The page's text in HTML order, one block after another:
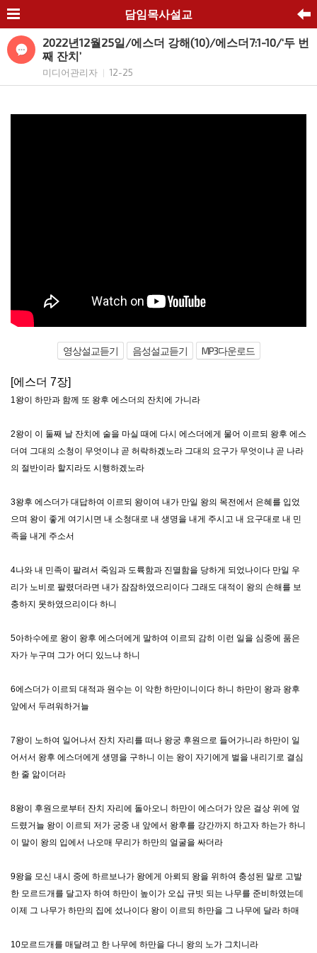
담임목사설교
2022년12월25일/에스더 강해(10)/에스더7:1-10/‘두 번
째 잔치’
미디어관리자 12-25
영상설교듣기 음성설교듣기 MP3다운로드
[에스더 7장]
1왕이 하만과 함께 또 왕후 에스더의 잔치에 가니라
2왕이 이 둘째 날 잔치에 술을 마실 때에 다시 에스더에게 물어 이르되 왕후 에스
더여 그대의 소청이 무엇이냐 곧 허락하겠노라 그대의 요구가 무엇이냐 곧 나라
의 절반이라 할지라도 시행하겠노라
3왕후 에스더가 대답하여 이르되 왕이여 내가 만일 왕의 목전에서 은혜를 입었
으며 왕이 좋게 여기시면 내 소청대로 내 생명을 내게 주시고 내 요구대로 내 민
족을 내게 주소서
4나와 내 민족이 팔려서 죽임과 도륙함과 진멸함을 당하게 되었나이다 만일 우
리가 노비로 팔렸더라면 내가 잠잠하였으리이다 그래도 대적이 왕의 손해를 보
충하지 못하였으리이다 하니
5아하수에로 왕이 왕후 에스더에게 말하여 이르되 감히 이런 일을 심중에 품은
자가 누구며 그가 어디 있느냐 하니
6에스더가 이르되 대적과 원수는 이 악한 하만이니이다 하니 하만이 왕과 왕후
앞에서 두려워하거늘
7왕이 노하여 일어나서 잔치 자리를 떠나 왕궁 후원으로 들어가니라 하만이 일
어서서 왕후 에스더에게 생명을 구하니 이는 왕이 자기에게 벌을 내리기로 결심
한 줄 앎이더라
8왕이 후원으로부터 잔치 자리에 돌아오니 하만이 에스더가 앉은 걸상 위에 엎
드렸거늘 왕이 이르되 저가 궁중 내 앞에서 왕후를 강간까지 하고자 하는가 하니
이 말이 왕의 입에서 나오매 무리가 하만의 얼굴을 싸더라
9왕을 모신 내시 중에 하르보나가 왕에게 아뢰되 왕을 위하여 충성된 말로 고발
한 모르드개를 달고자 하여 하만이 높이가 오십 규빗 되는 나무를 준비하였는데
이제 그 나무가 하만의 집에 섰나이다 왕이 이르되 하만을 그 나무에 달라 하매
10모르드개를 매달려고 한 나무에 하만을 다니 왕의 노가 그치니라